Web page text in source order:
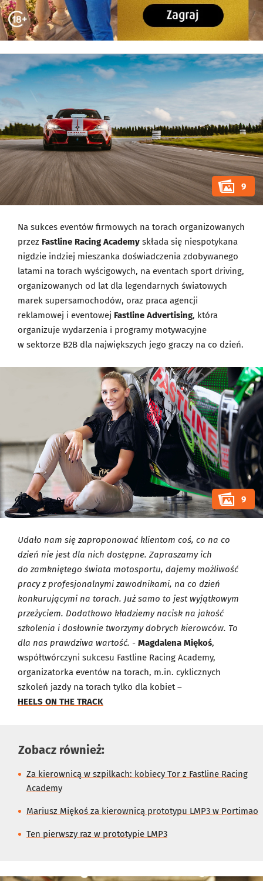
9
Na sukces eventów firmowych na torach organizowanych
przez Fastline Racing Academy składa się niespotykana
nigdzie indziej mieszanka doświadczenia zdobywanego
latami na torach wyścigowych, na eventach sport driving,
organizowanych od lat dla legendarnych światowych
marek supersamochodów, oraz praca agencji
reklamowej i eventowej Fastline Advertising, która
organizuje wydarzenia i programy motywacyjne
w sektorze B2B dla największych jego graczy na co dzień.
9
Udało nam się zaproponować klientom coś, co na co
dzień nie jest dla nich dostępne. Zapraszamy ich
do zamkniętego świata motosportu, dajemy możliwość
pracy z profesjonalnymi zawodnikami, na co dzień
konkurującymi na torach. Już samo to jest wyjątkowym
przeżyciem. Dodatkowo kładziemy nacisk na jakość
szkolenia i dosłownie tworzymy dobrych kierowców. To
dla nas prawdziwa wartość. - Magdalena Miękoś,
współtwórczyni sukcesu Fastline Racing Academy,
organizatorka eventów na torach, m.in. cyklicznych
szkoleń jazdy na torach tylko dla kobiet –
HEELS ON THE TRACK
Zobacz również:
Za kierownicą w szpilkach: kobiecy Tor z Fastline Racing
Academy
Mariusz Miękoś za kierownicą prototypu LMP3 w Portimao
Ten pierwszy raz w prototypie LMP3